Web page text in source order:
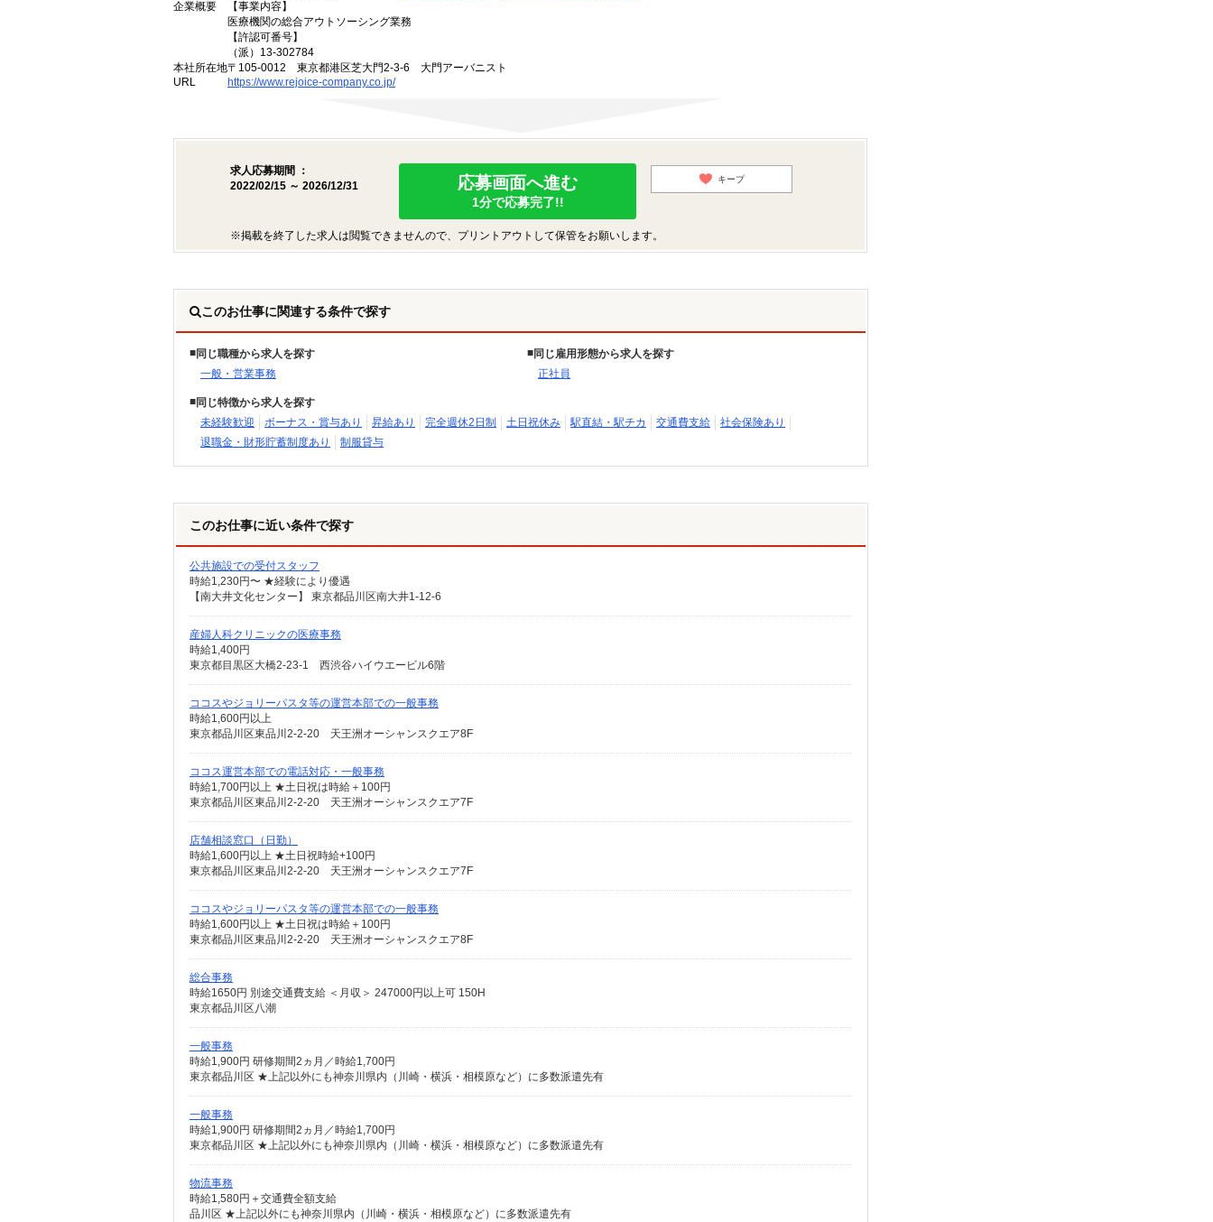
企業概要
【事業内容】
医療機関の総合アウトソーシング業務
【許認可番号】
（派）13-302784
本社所在地〒105-0012 東京都港区芝大門2-3-6 大門アーバニスト
URL
https://www.rejoice-company.co.jp/
求人応募期間 ：
2022/02/15 ～ 2026/12/31
応募画面へ進む
1分で応募完了!!
キープ
※掲載を終了した求人は閲覧できませんので、プリントアウトして保管をお願いします。
このお仕事に関連する条件で探す
同じ職種から求人を探す
一般・営業事務
同じ雇用形態から求人を探す
正社員
同じ特徴から求人を探す
未経験歓迎
ボーナス・賞与あり 昇給あり 完全週休2日制 土日祝休み 駅直結・駅チカ 交通費支給
社会保険あり
退職金・財形貯蓄制度あり
制服貸与
このお仕事に近い条件で探す
公共施設での受付スタッフ
時給1,230円〜 ★経験により優遇
【南大井文化センター】 東京都品川区南大井1-12-6
産婦人科クリニックの医療事務
時給1,400円
東京都目黒区大橋2-23-1 西渋谷ハイウエービル6階
ココスやジョリーパスタ等の運営本部での一般事務
時給1,600円以上
東京都品川区東品川2-2-20 天王洲オーシャンスクエア8F
ココス運営本部での電話対応・一般事務
時給1,700円以上 ★土日祝は時給＋100円
東京都品川区東品川2-2-20 天王洲オーシャンスクエア7F
店舗相談窓口（日勤）
時給1,600円以上 ★土日祝時給+100円
東京都品川区東品川2-2-20 天王洲オーシャンスクエア7F
ココスやジョリーパスタ等の運営本部での一般事務
時給1,600円以上 ★土日祝は時給＋100円
東京都品川区東品川2-2-20 天王洲オーシャンスクエア8F
総合事務
時給1650円 別途交通費支給 ＜月収＞ 247000円以上可 150H
東京都品川区八潮
一般事務
時給1,900円 研修期間2ヵ月／時給1,700円
東京都品川区 ★上記以外にも神奈川県内（川崎・横浜・相模原など）に多数派遣先有
一般事務
時給1,900円 研修期間2ヵ月／時給1,700円
東京都品川区 ★上記以外にも神奈川県内（川崎・横浜・相模原など）に多数派遣先有
物流事務
時給1,580円＋交通費全額支給
品川区 ★上記以外にも神奈川県内（川崎・横浜・相模原など）に多数派遣先有